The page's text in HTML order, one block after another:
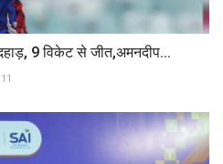
9 विकेट से जीत,अमनदीप...
11